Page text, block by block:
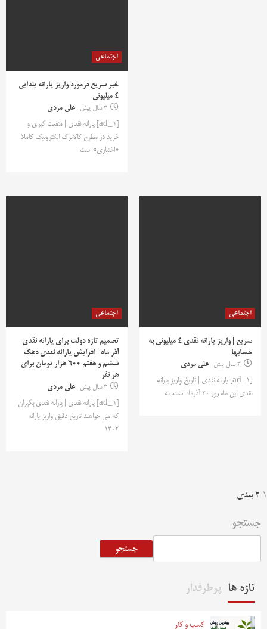
اجتماعی
خبر سریع درمورد واریز یارانه یلدایی
4 میلیونی
3 سال پیش
علی مردی
[ad_1] یارانه نقدی | منفعت گیری و
خرید در مطرح کالابرگ الکترونیک کاملا
«اختیاری» است
اجتماعی
سریع | واریز یارانه نقدی ۴ میلیونی به
حسابها
3 سال پیش
علی مردی
[ad_1] یارانه نقدی | تاریخ واریز یارانه
نقدی این ماه روز ۲۰ آذرماه است. به
اجتماعی
تصمیم تازه دولت برای یارانه نقدی
آذر ماه | افزایش یارانه نقدی دهک
ششم و هفتم ۶۰۰ هزار تومان برای
هر نفر
3 سال پیش
علی مردی
[ad_1] یارانه نقدی | یارانه نقدی بگیران
که می خواهند تاریخ دقیق واریز یارانه
۱۴۰۲
صفحه‌بندی
نوشته‌ها
1
2 بعدی
جستجو
جستجو
تازه ها پرطرفدار
کسب و کار